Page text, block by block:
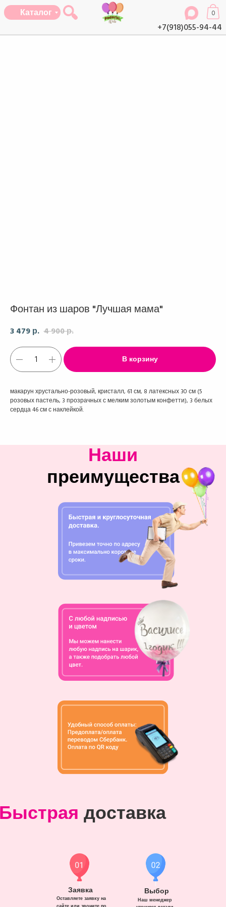
+7(918)055-94-44
0
Каталог
Фонтан из шаров "Лучшая мама"
3 479 р. 4 900р.
В корзину
макарун хрустально-розовый, кристалл, 61 см, 8 латексных 30 см (5
розовых пастель, 3 прозрачных с мелким золотым конфетти), 3 белых
сердца 46 см с наклейкой.
Наши
преимущества
доставка
Заявка
Оставляете заявку на
сайте или звоните по
Выбор
Наш менеджер